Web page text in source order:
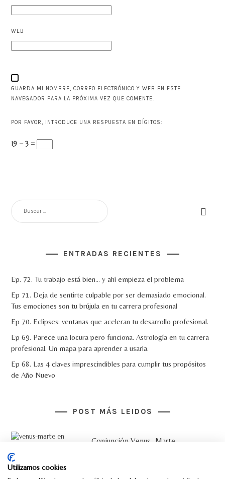
WEB
GUARDA MI NOMBRE, CORREO ELECTRÓNICO Y WEB EN ESTE
NAVEGADOR PARA LA PRÓXIMA VEZ QUE COMENTE.
POR FAVOR, INTRODUCE UNA RESPUESTA EN DÍGITOS:
19 − 3 =
ENTRADAS RECIENTES
Ep. 72. Tu trabajo está bien… y ahí empieza el problema
Ep 71. Deja de sentirte culpable por ser demasiado emocional.
Tus emociones son tu brújula en tu carrera profesional
Ep 70. Eclipses: ventanas que aceleran tu desarrollo profesional.
Ep 69. Parece una locura pero funciona. Astrología en tu carrera
profesional. Un mapa para aprender a usarla.
Ep 68. Las 4 claves imprescindibles para cumplir tus propósitos
de Año Nuevo
POST MÁS LEIDOS
Conjunción Venus- Marte
Utilizamos cookies